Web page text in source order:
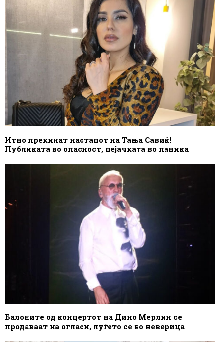
Итно прекинат настапот на Тања Савиќ!
Публиката во опасност, пејачката во паника
Балоните од концертот на Дино Мерлин се
продаваат на огласи, луѓето се во неверица